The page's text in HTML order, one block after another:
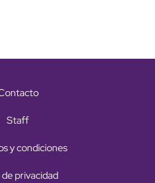
Staff
y condiciones
de privacidad